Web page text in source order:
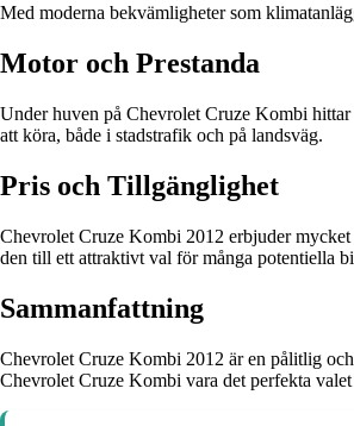
Med moderna bekvämligheter som
Motor och Prestanda
Under huven på Chevrolet Cruze Kombi
att köra, både i stadstrafik och på landsväg.
Pris och Tillgänglighet
Chevrolet Cruze Kombi 2012 erbjuder
den till ett attraktivt val för många potentiella
Sammanfattning
Chevrolet Cruze Kombi 2012 är en pålitlig
Chevrolet Cruze Kombi vara det perfekta